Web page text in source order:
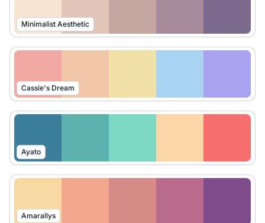
Minimalist Aesthetic
Cassie's Dream
Ayato
Amarallys